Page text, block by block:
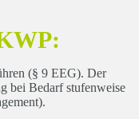
(§ 9 EEG). Der
bei Bedarf stufenweise